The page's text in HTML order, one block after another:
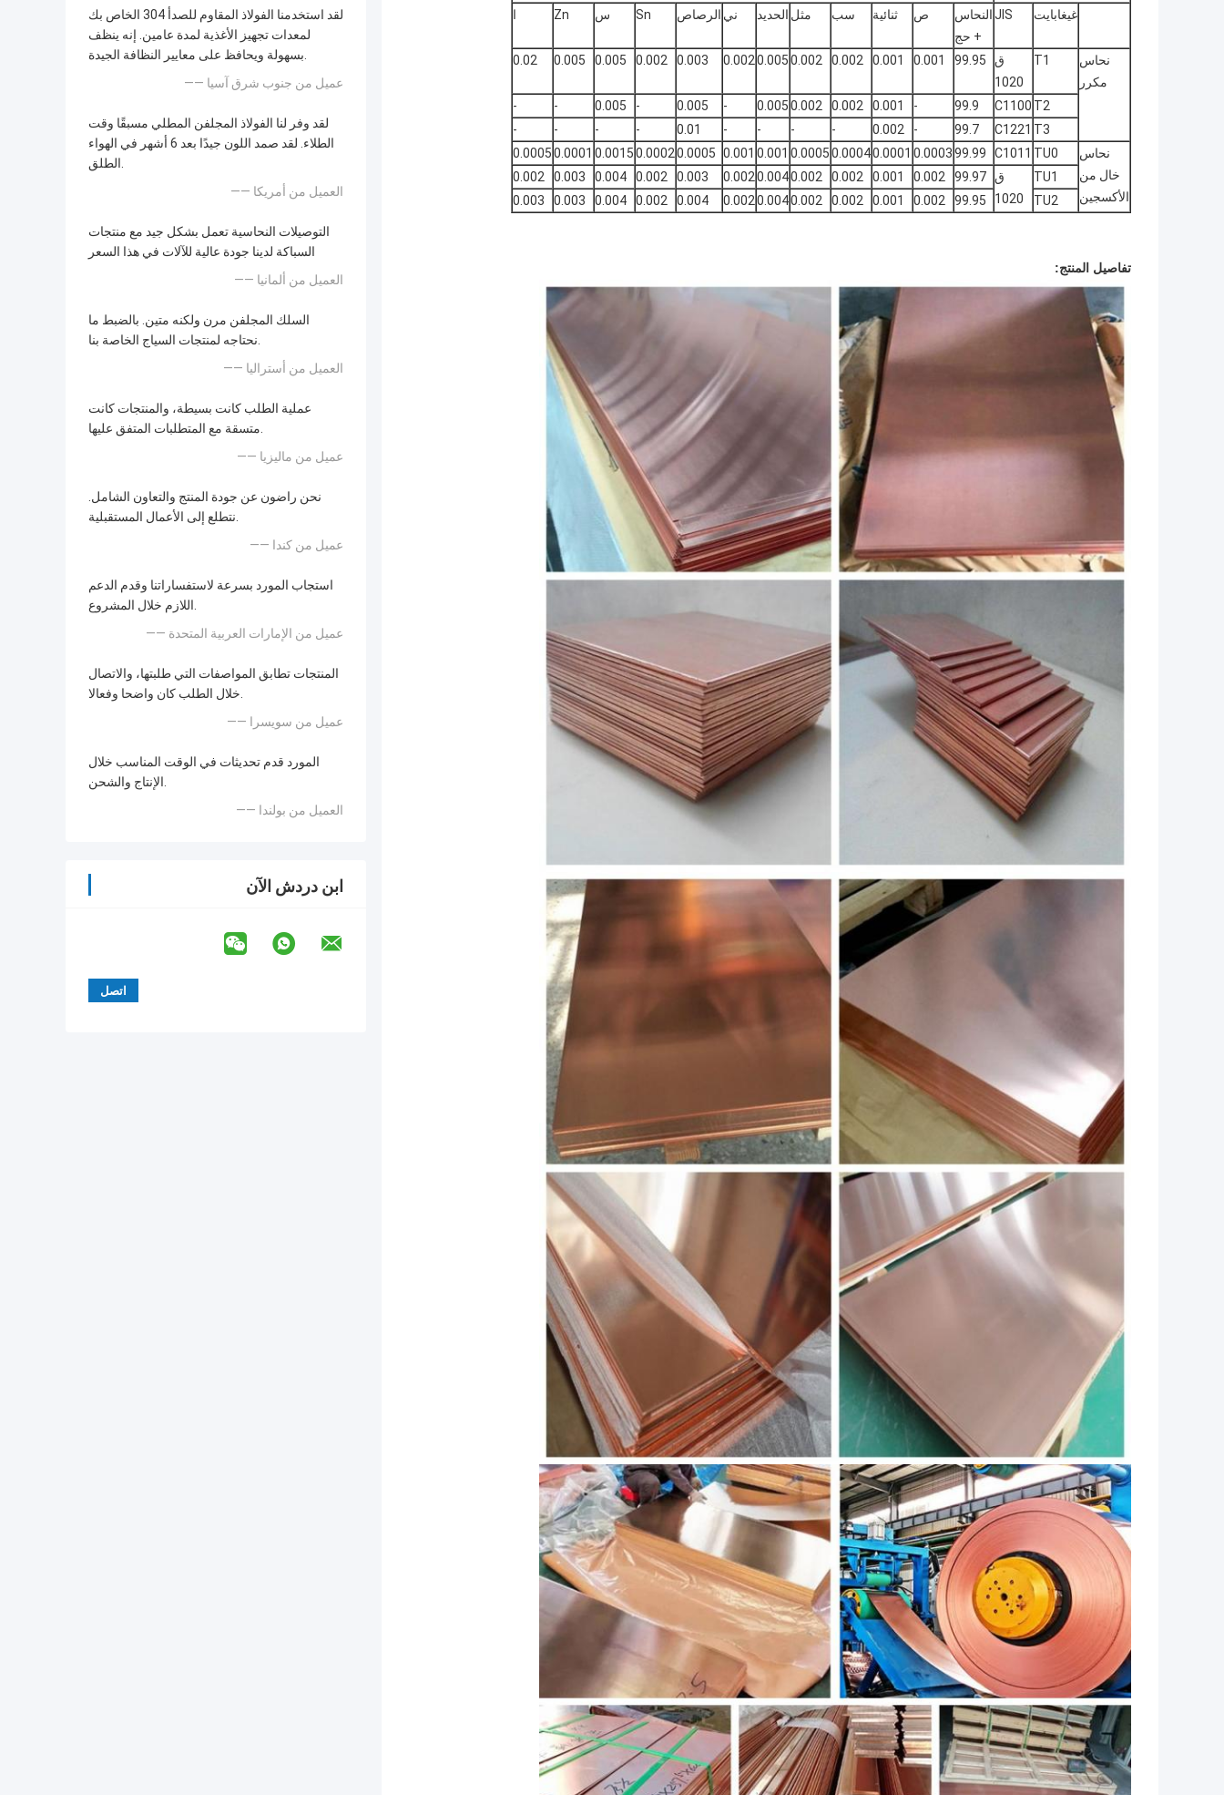
لقد استخدمنا الفولاذ المقاوم للصدأ 304 الخاص بك
لمعدات تجهيز الأغذية لمدة عامين. إنه ينظف
بسهولة ويحافظ على معايير النظافة الجيدة.
—— عميل من جنوب شرق آسيا
لقد وفر لنا الفولاذ المجلفن المطلي مسبقًا وقت
الطلاء. لقد صمد اللون جيدًا بعد 6 أشهر في الهواء
الطلق.
—— العميل من أمريكا
التوصيلات النحاسية تعمل بشكل جيد مع منتجات
السباكة لدينا جودة عالية للآلات في هذا السعر
—— العميل من ألمانيا
السلك المجلفن مرن ولكنه متين. بالضبط ما
نحتاجه لمنتجات السياج الخاصة بنا.
—— العميل من أستراليا
عملية الطلب كانت بسيطة، والمنتجات كانت
متسقة مع المتطلبات المتفق عليها.
—— عميل من ماليزيا
نحن راضون عن جودة المنتج والتعاون الشامل.
نتطلع إلى الأعمال المستقبلية.
—— عميل من كندا
استجاب المورد بسرعة لاستفساراتنا وقدم الدعم
اللازم خلال المشروع.
—— عميل من الإمارات العربية المتحدة
المنتجات تطابق المواصفات التي طلبتها، والاتصال
خلال الطلب كان واضحا وفعالا.
—— عميل من سويسرا
المورد قدم تحديثات في الوقت المناسب خلال
الإنتاج والشحن.
—— العميل من بولندا
ابن دردش الآن
غيغابايت
JISالنحاس
+ حج
ص ثنائية سب مثل الحديد ني الرصاص Sn س Zn ا
نحاس
مكرر
T1
ق
1020
99.95
0.001
0.001
0.002
0.002
0.005
0.002
0.003
0.002
0.005
0.005
0.02
T2
C1100
99.9
-
0.001
0.002
0.002
0.005
-
0.005
-
0.005
-
-
T3
C1221
99.7
-
0.002
-
-
-
-
0.01
-
-
-
-
نحاس
خال من
الأكسجين
TU0
C1011
99.99
0.0003
0.0001
0.0004
0.0005
0.001
0.001
0.0005
0.0002
0.0015
0.0001
0.0005
TU1
ق
1020
99.97
0.002
0.001
0.002
0.002
0.004
0.002
0.003
0.002
0.004
0.003
0.002
TU2
99.95
0.002
0.001
0.002
0.002
0.004
0.002
0.004
0.002
0.004
0.003
0.003
تفاصيل المنتج: